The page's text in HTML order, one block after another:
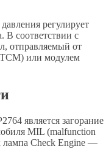
регулирует
В соответствии с
отправляемый от
или модулем
является загорание
MIL (malfunction
лампа Check Engine —